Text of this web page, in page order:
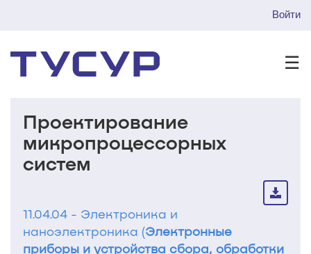
Войти
☰
Проектирование
микропроцессорных
систем
11.04.04 - Электроника и
наноэлектроника (Электронные
приборы и устройства сбора, обработки